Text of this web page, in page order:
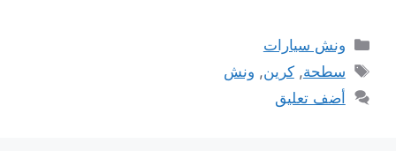
التصنيفات
ونش سيارات
الوسوم
سطحة,كرين, ونش
أضف تعليق